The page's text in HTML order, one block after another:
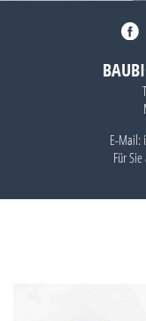
E-Mail:
Für